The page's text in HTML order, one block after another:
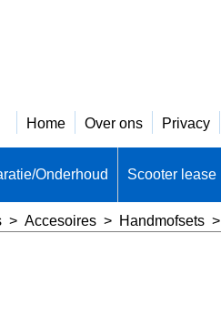
Home Over ons Privacy
Onderhoud Scooter lease
> Accesoires > Handmofsets >